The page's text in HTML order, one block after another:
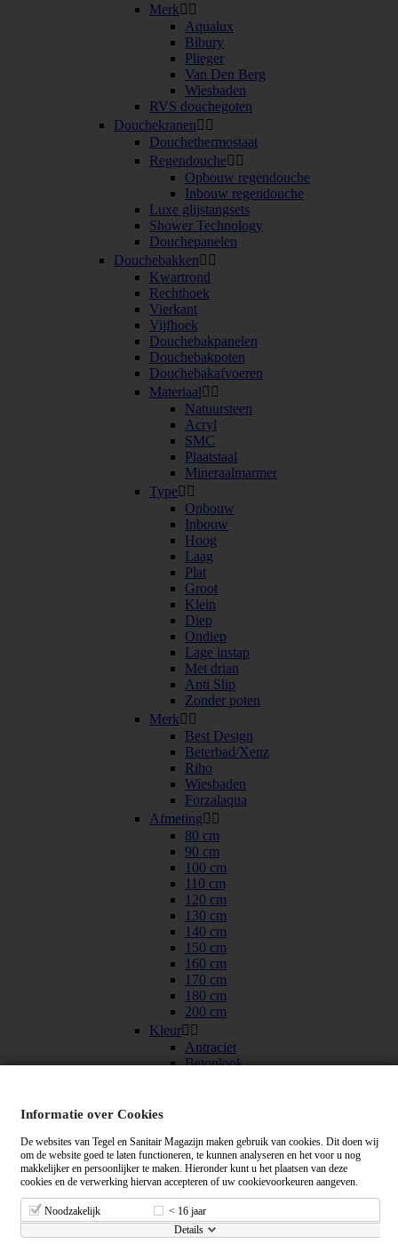
Merk 
Aqualux
Bibury
Plieger
Van Den Berg
Wiesbaden
RVS douchegoten
Douchekranen 
Douchethermostaat
Regendouche 
Opbouw regendouche
Inbouw regendouche
Luxe glijstangsets
Shower Technology
Douchepanelen
Douchebakken 
Kwartrond
Rechthoek
Vierkant
Vijfhoek
Douchebakpanelen
Douchebakpoten
Douchebakafvoeren
Materiaal 
Natuursteen
Acryl
SMC
Plaatstaal
Mineraalmarmer
Type 
Opbouw
Inbouw
Hoog
Laag
Plat
Groot
Klein
Diep
Ondiep
Lage instap
Met drian
Anti Slip
Zonder poten
Merk 
Best Design
Beterbad/Xenz
Riho
Wiesbaden
Forzalaqua
Afmeting 
80 cm
90 cm
100 cm
110 cm
120 cm
130 cm
140 cm
150 cm
160 cm
170 cm
180 cm
200 cm
Kleur 
Antraciet
Betonlook
Mat Wit
Douchevloer
Douchepanelen
90x90 cm
100x100 cm
Informatie over Cookies
De websites van Tegel en Sanitair Magazijn maken gebruik van cookies. Dit doen wij
om de website goed te laten functioneren, te kunnen analyseren en het voor u nog
makkelijker en persoonlijker te maken. Hieronder kunt u het plaatsen van deze
cookies en de verwerking hiervan accepteren of uw cookievoorkeuren aangeven.
Noodzakelijk
< 16 jaar
Details